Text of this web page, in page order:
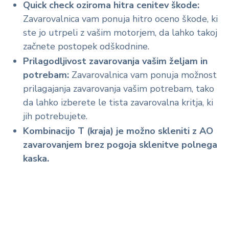
Quick check oziroma hitra cenitev škode:
Zavarovalnica vam ponuja hitro oceno škode, ki
ste jo utrpeli z vašim motorjem, da lahko takoj
začnete postopek odškodnine.
Prilagodljivost zavarovanja vašim željam in
potrebam: Zavarovalnica vam ponuja možnost
prilagajanja zavarovanja vašim potrebam, tako
da lahko izberete le tista zavarovalna kritja, ki
jih potrebujete.
Kombinacijo T (kraja) je možno skleniti z AO
zavarovanjem brez pogoja sklenitve polnega
kaska.